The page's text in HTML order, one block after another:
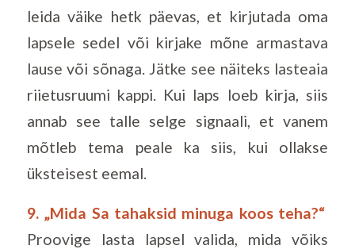
leida väike hetk päevas, et kirjutada oma
lapsele sedel või kirjake mõne armastava
lause või sõnaga. Jätke see näiteks lasteaia
riietusruumi kappi. Kui laps loeb kirja, siis
annab see talle selge signaali, et vanem
mõtleb tema peale ka siis, kui ollakse
üksteisest eemal.
9. „Mida Sa tahaksid minuga koos teha?“
Proovige lasta lapsel valida, mida võiks